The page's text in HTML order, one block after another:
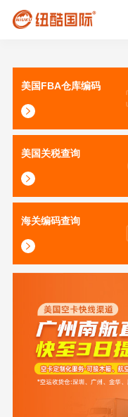
美国FBA仓库编码
美国关税查询
海关编码查询